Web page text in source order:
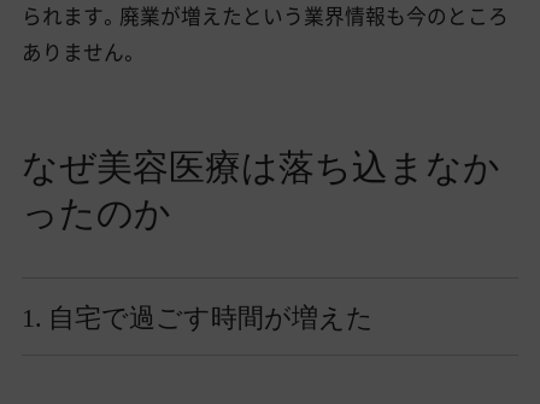
られます。廃業が増えたという業界情報も今のところ
ありません。
なぜ美容医療は落ち込まなか
ったのか
1. 自宅で過ごす時間が増えた